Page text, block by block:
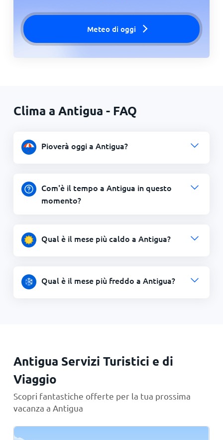
Meteo di oggi
Clima a Antigua - FAQ
Pioverà oggi a Antigua?
Com'è il tempo a Antigua in questo
momento?
Qual è il mese più caldo a Antigua?
Qual è il mese più freddo a Antigua?
Antigua Servizi Turistici e di
Viaggio
Scopri fantastiche offerte per la tua prossima
vacanza a Antigua